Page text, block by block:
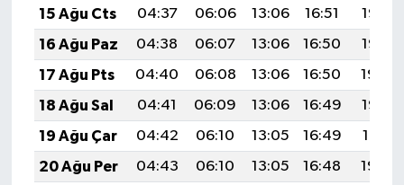
15 Ağu Cts
04:37 06:06 13:06 16:51
19:56
16 Ağu Paz
04:38 06:07 13:06 16:50
19:55
17 Ağu Pts
04:40 06:08 13:06 16:50
19:54
18 Ağu Sal
04:41 06:09 13:06 16:49
19:52
19 Ağu Çar
04:42 06:10 13:05 16:49
19:51
20 Ağu Per
04:43 06:10 13:05 16:48
19:50